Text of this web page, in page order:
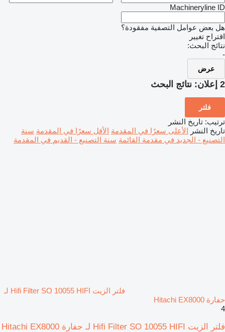
Machineryline ID
هل بعض عوامل التصفية مفقودة؟
اقتراح تغيير
نتائج البحث:
-
عرض
2 إعلان: نتائج البحث
فلتر
ترتيب: تاريخ النشر
تاريخ النشر الأعلى سعرًا في المقدمة الأقل سعرًا في المقدمة سنة
التصنيع - الجديد في مقدمة القائمة سنة التصنيع - القديم في المقدمة
فلتر الزيت Hifi Filter SO 10055 HIFI لـ
حفارة Hitachi EX8000
4
فلتر الزيت Hifi Filter SO 10055 HIFI لـ حفارة Hitachi EX8000